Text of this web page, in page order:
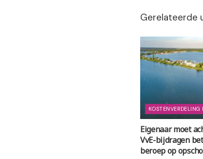
Gerelateerde
KOSTENVERDELING
Eigenaar moet
VvE-bijdragen
beroep op